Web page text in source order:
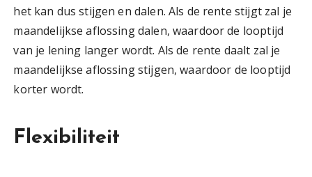
het kan dus stijgen en dalen. Als de rente stijgt zal je
maandelijkse aflossing dalen, waardoor de looptijd
van je lening langer wordt. Als de rente daalt zal je
maandelijkse aflossing stijgen, waardoor de looptijd
korter wordt.
Flexibiliteit